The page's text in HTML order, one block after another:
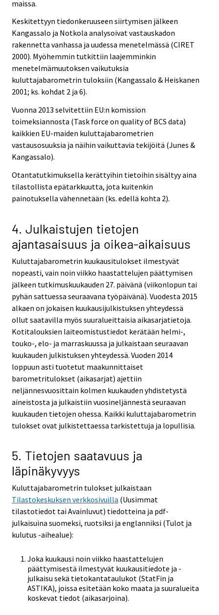
maissa.
Keskitettyyn tiedonkeruuseen siirtymisen jälkeen
Kangassalo ja Notkola analysoivat vastauskadon
rakennetta vanhassa ja uudessa menetelmässä (CIRET
2000). Myöhemmin tutkittiin laajemminkin
menetelmämuutoksen vaikutuksia
kuluttajabarometrin tuloksiin (Kangassalo & Heiskanen
2001; ks. kohdat 2 ja 6).
Vuonna 2013 selvitettiin EU:n komission
toimeksiannosta (Task force on quality of BCS data)
kaikkien EU-maiden kuluttajabarometrien
vastausosuuksia ja näihin vaikuttavia tekijöitä (Junes &
Kangassalo).
Otantatutkimuksella kerättyihin tietoihin sisältyy aina
tilastollista epätarkkuutta, jota kuitenkin
painotuksella vähennetään (ks. edellä kohta 2).
4. Julkaistujen tietojen
ajantasaisuus ja oikea-aikaisuus
Kuluttajabarometrin kuukausitulokset ilmestyvät
nopeasti, vain noin viikko haastattelujen päättymisen
jälkeen tutkimuskuukauden 27. päivänä (viikonlopun tai
pyhän sattuessa seuraavana työpäivänä). Vuodesta 2015
alkaen on jokaisen kuukausijulkistuksen yhteydessä
ollut saatavilla myös suuralueittaisia aikasarjatietoja.
Kotitalouksien laiteomistustiedot kerätään helmi-,
touko-, elo- ja marraskuussa ja julkaistaan seuraavan
kuukauden julkistuksen yhteydessä. Vuoden 2014
loppuun asti tuotetut maakunnittaiset
barometritulokset (aikasarjat) ajettiin
neljännesvuosittain kolmen kuukauden yhdistetystä
aineistosta ja julkaistiin vuosineljännestä seuraavan
kuukauden tietojen ohessa. Kaikki kuluttajabarometrin
tulokset ovat julkistettaessa tarkistettuja ja lopullisia.
5. Tietojen saatavuus ja
läpinäkyvyys
Kuluttajabarometrin tulokset julkaistaan
Tilastokeskuksen verkkosivuilla (Uusimmat
tilastotiedot tai Avainluvut) tiedotteina ja pdf-
julkaisuina suomeksi, ruotsiksi ja englanniksi (Tulot ja
kulutus -aihealue):
Joka kuukausi noin viikko haastattelujen
päättymisestä ilmestyvät kuukausitiedote ja -
julkaisu sekä tietokantataulukot (StatFin ja
ASTIKA), joissa esitetään koko maata ja suuralueita
koskevat tiedot (aikasarjoina).